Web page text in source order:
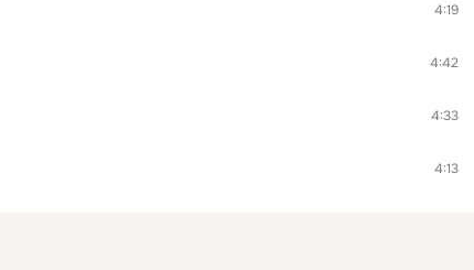
4:19
4:42
4:33
4:13